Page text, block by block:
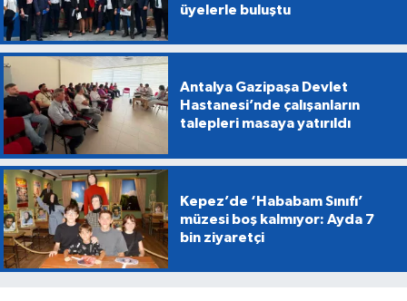
üyelerle buluştu
Antalya Gazipaşa Devlet
Hastanesi’nde çalışanların
talepleri masaya yatırıldı
Kepez’de ‘Hababam Sınıfı’
müzesi boş kalmıyor: Ayda 7
bin ziyaretçi